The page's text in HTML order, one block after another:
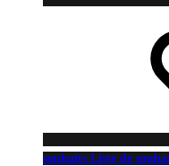
souhaits Liste de